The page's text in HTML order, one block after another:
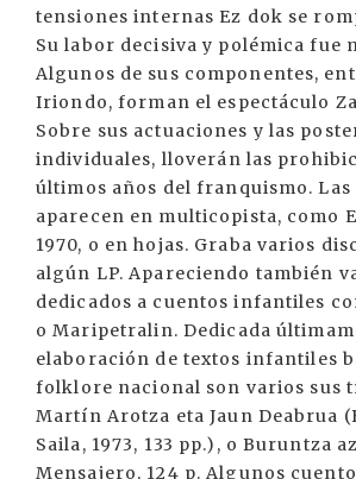
tensiones internas Ez dok se
Su labor decisiva y polémica fue
Algunos de sus componentes,
Iriondo, forman el espectáculo
Sobre sus actuaciones y las
individuales, lloverán las
últimos años del franquismo. Las
aparecen en multicopista, como
1970, o en hojas. Graba varios
algún LP. Apareciendo también
dedicados a cuentos infantiles
o Maripetralin. Dedicada
elaboración de textos infantiles
folklore nacional son varios sus
Martín Arotza eta Jaun Deabrua
Saila, 1973, 133 pp.), o Buruntza
Mensajero, 124 p. Algunos